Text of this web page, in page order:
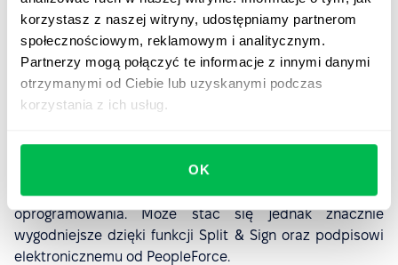
korzystasz z naszej witryny, udostępniamy partnerom
społecznościowym, reklamowym i analitycznym.
Partnerzy mogą połączyć te informacje z innymi danymi
otrzymanymi od Ciebie lub uzyskanymi podczas
korzystania z ich usług.
OK
pracowników.
Łatwe dzielenie i podpisywanie
pasków wynagrodzeń
podpisywanie odcinków wypłat to poważne wyzwanie
logistyczne. Bywa czasochłonne i podatne na błędy, a na
dodatek często wymaga zewnętrznego
oprogramowania. Może stać się jednak znacznie
wygodniejsze dzięki funkcji Split & Sign oraz podpisowi
elektronicznemu od PeopleForce.